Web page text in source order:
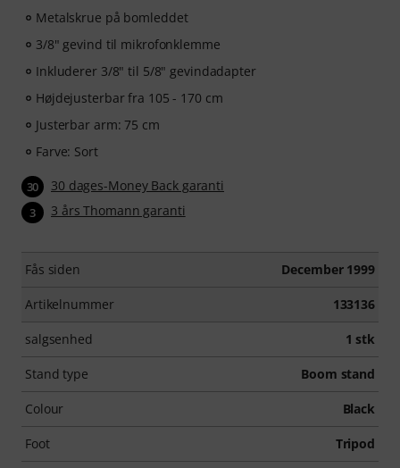
Metalskrue på bomleddet
3/8" gevind til mikrofonklemme
Inkluderer 3/8" til 5/8" gevindadapter
Højdejusterbar fra 105 - 170 cm
Justerbar arm: 75 cm
Farve: Sort
30 30 dages-Money Back garanti
3 3 års Thomann garanti
Fås siden December 1999
Artikelnummer 133136
salgsenhed 1 stk
Stand type Boom stand
Colour Black
Foot Tripod